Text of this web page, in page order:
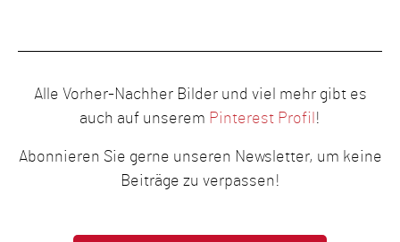
Alle Vorher-Nachher Bilder und viel mehr gibt es
auch auf unserem Pinterest Profil !
Abonnieren Sie gerne unseren Newsletter, um keine
Beiträge zu verpassen!